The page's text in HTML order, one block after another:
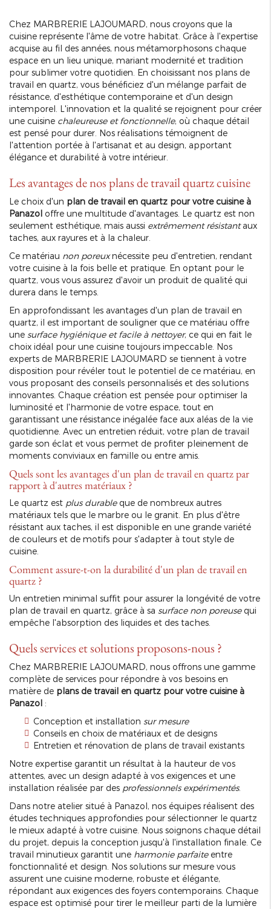
Chez MARBRERIE LAJOUMARD, nous croyons que la
cuisine représente l'âme de votre habitat. Grâce à l'expertise
acquise au fil des années, nous métamorphosons chaque
espace en un lieu unique, mariant modernité et tradition
pour sublimer votre quotidien. En choisissant nos plans de
travail en quartz, vous bénéficiez d'un mélange parfait de
résistance, d'esthétique contemporaine et d'un design
intemporel. L'innovation et la qualité se rejoignent pour créer
une cuisine chaleureuse et fonctionnelle, où chaque détail
est pensé pour durer. Nos réalisations témoignent de
l'attention portée à l'artisanat et au design, apportant
élégance et durabilité à votre intérieur.
Les avantages de nos plans de travail quartz cuisine
Le choix d'un plan de travail en quartz pour votre cuisine à
Panazol offre une multitude d'avantages. Le quartz est non
seulement esthétique, mais aussi extrêmement résistantaux
taches, aux rayures et à la chaleur.
Ce matériau non poreuxnécessite peu d'entretien, rendant
votre cuisine à la fois belle et pratique. En optant pour le
quartz, vous vous assurez d'avoir un produit de qualité qui
durera dans le temps.
En approfondissant les avantages d'un plan de travail en
quartz, il est important de souligner que ce matériau offre
une surface hygiénique et facile à nettoyer, ce qui en fait le
choix idéal pour une cuisine toujours impeccable. Nos
experts de MARBRERIE LAJOUMARD se tiennent à votre
disposition pour révéler tout le potentiel de ce matériau, en
vous proposant des conseils personnalisés et des solutions
innovantes. Chaque création est pensée pour optimiser la
luminosité et l'harmonie de votre espace, tout en
garantissant une résistance inégalée face aux aléas de la vie
quotidienne. Avec un entretien réduit, votre plan de travail
garde son éclat et vous permet de profiter pleinement de
moments conviviaux en famille ou entre amis.
Quels sont les avantages d'un plan de travail en quartz par
rapport à d'autres matériaux ?
Le quartz est plus durableque de nombreux autres
matériaux tels que le marbre ou le granit. En plus d'être
résistant aux taches, il est disponible en une grande variété
de couleurs et de motifs pour s'adapter à tout style de
cuisine.
Comment assure-t-on la durabilité d'un plan de travail en
quartz ?
Un entretien minimal suffit pour assurer la longévité de votre
plan de travail en quartz, grâce à sa surface non poreusequi
empêche l'absorption des liquides et des taches.
Quels services et solutions proposons-nous ?
Chez MARBRERIE LAJOUMARD, nous offrons une gamme
complète de services pour répondre à vos besoins en
matière de plans de travail en quartz pour votre cuisine à
Panazol :
Conception et installation sur mesure
Conseils en choix de matériaux et de designs
Entretien et rénovation de plans de travail existants
Notre expertise garantit un résultat à la hauteur de vos
attentes, avec un design adapté à vos exigences et une
installation réalisée par des professionnels expérimentés.
Dans notre atelier situé à Panazol, nos équipes réalisent des
études techniques approfondies pour sélectionner le quartz
le mieux adapté à votre cuisine. Nous soignons chaque détail
du projet, depuis la conception jusqu'à l'installation finale. Ce
travail minutieux garantit une harmonie parfaiteentre
fonctionnalité et design. Nos solutions sur mesure vous
assurent une cuisine moderne, robuste et élégante,
répondant aux exigences des foyers contemporains. Chaque
espace est optimisé pour tirer le meilleur parti de la lumière